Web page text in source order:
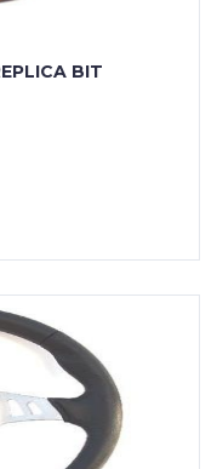
BIT